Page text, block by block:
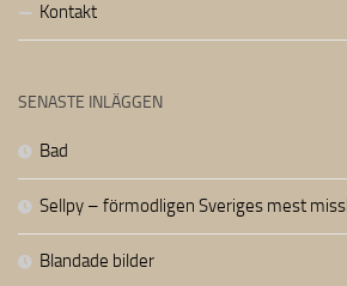
Kontakt
SENASTE INLÄGGEN
Bad
Sellpy – förmodligen Sveriges mest
Blandade bilder